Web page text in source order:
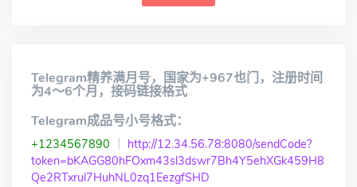
Telegram精养满月号，国家为+967也门，注册时间
为4～6个月，接码链接格式
Telegram成品号小号格式：
+1234567890
http://12.34.56.78:8080/sendCode?
token=bKAGG80hFOxm43sl3dswr7Bh4Y5ehXGk459H8
Qe2RTxrul7HuhNL0zq1EezgfSHD